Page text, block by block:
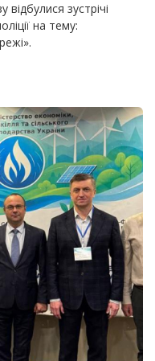
відбулися зустрічі
на тему: